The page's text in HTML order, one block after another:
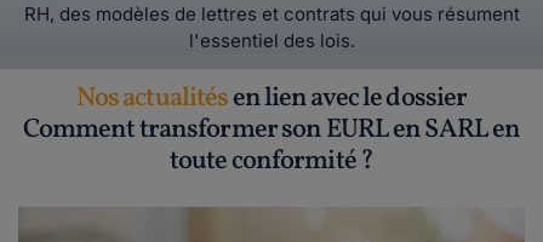
RH, des modèles de lettres et contrats qui vous résument
l'essentiel des lois.
Nos actualitésen lien avec le dossier
Comment transformer son EURL en SARL en
toute conformité ?